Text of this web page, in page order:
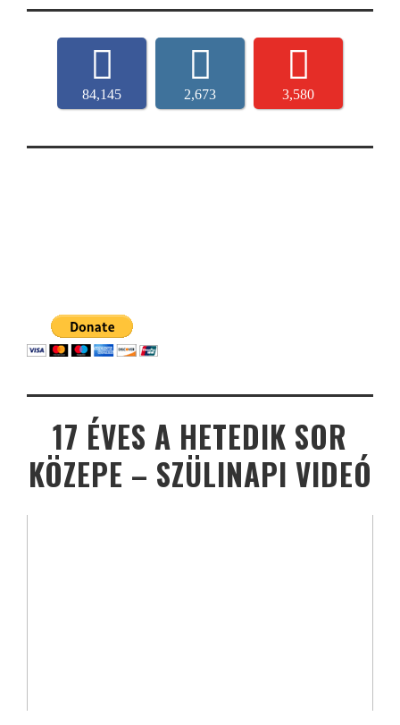
84,145 2,673 3,580
17 ÉVES A HETEDIK SOR
KÖZEPE – SZÜLINAPI VIDEÓ